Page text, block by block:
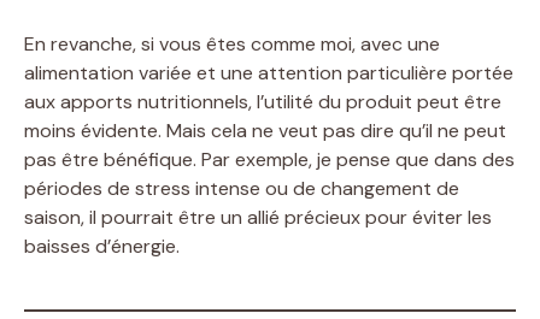
En revanche, si vous êtes comme moi, avec une
alimentation variée et une attention particulière portée
aux apports nutritionnels, l’utilité du produit peut être
moins évidente. Mais cela ne veut pas dire qu’il ne peut
pas être bénéfique. Par exemple, je pense que dans des
périodes de stress intense ou de changement de
saison, il pourrait être un allié précieux pour éviter les
baisses d’énergie.